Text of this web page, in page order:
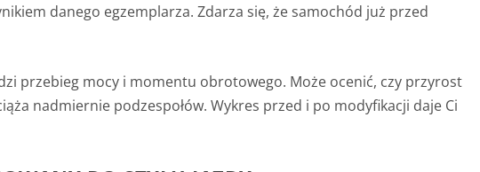
danego egzemplarza. Zdarza się, że samochód już przed
przebieg mocy i momentu obrotowego. Może ocenić, czy przyrost
nadmiernie podzespołów.Wykres przed i po modyfikacji daje Ci